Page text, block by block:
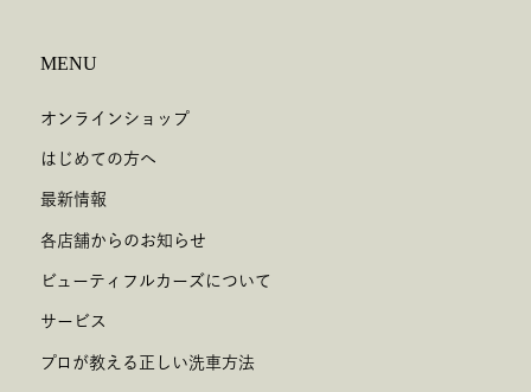
MENU
オンラインショップ
はじめての方へ
最新情報
各店舗からのお知らせ
ビューティフルカーズについて
サービス
プロが教える正しい洗車方法